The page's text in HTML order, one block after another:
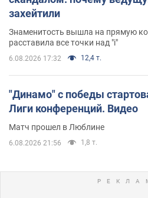
захейтили
Знаменитость вышла на прямую
расставила все точки над "i"
6.08.2026 17:32 12,4 т.
"Динамо" с победы
Лиги конференций. Видео
Матч прошел в Люблине
6.08.2026 21:56 1,8 т.